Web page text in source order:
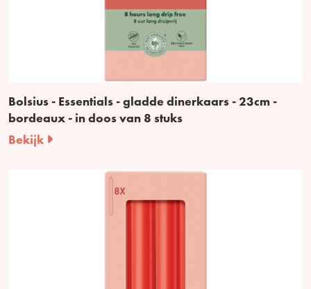
Bolsius - Essentials - gladde dinerkaars - 23cm -
bordeaux - in doos van 8 stuks
Bekijk